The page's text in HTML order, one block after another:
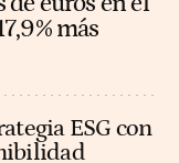
más
ESG con